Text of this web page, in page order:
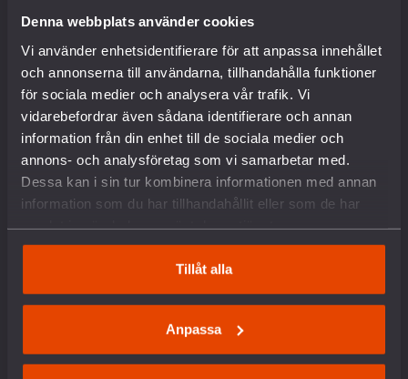
Denna webbplats använder cookies
Vi använder enhetsidentifierare för att anpassa innehållet
och annonserna till användarna, tillhandahålla funktioner
för sociala medier och analysera vår trafik. Vi
vidarebefordrar även sådana identifierare och annan
information från din enhet till de sociala medier och
annons- och analysföretag som vi samarbetar med.
Dessa kan i sin tur kombinera informationen med annan
information som du har tillhandahållit eller som de har
Tillåt alla
Anpassa
English
VAD VI GÖR
Arbete mot vapenexport
Nedrustning
Militäravtalet med USA (DCA)
Hållbar fred och säkerhet
Försvars- och säkerhetspolitik
Fredstidningen PAX